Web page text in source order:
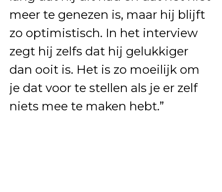
meer te genezen is, maar hij blijft
zo optimistisch. In het interview
zegt hij zelfs dat hij gelukkiger
dan ooit is. Het is zo moeilijk om
je dat voor te stellen als je er zelf
niets mee te maken hebt.”